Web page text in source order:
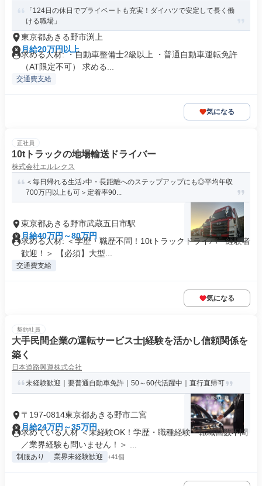
「124日の休日でプライベートも充実！ダイハツで安定して長く働
ける職場」
東京都あきる野市渕上
月給20万円以上
求める人材: ・自動車整備士2級以上 ・普通自動車運転免許
（AT限定不可） 求める...
交通費支給
気になる
正社員
10tトラックの地場輸送ドライバー
株式会社エルレクス
＜毎日帰れる生活♪中・長距離へのステップアップにも◎平均年収
700万円以上も可＞定着率90...
東京都あきる野市武蔵五日市駅
月給40万円～80万円
求める人材: ＜学歴・職歴不問！10tトラックドライバー経験者
歓迎！＞ 【必須】大型...
交通費支給
気になる
契約社員
大手民間企業の運転サービス士|経験を活かし信頼関係を
築く
日本道路興運株式会社
未経験歓迎｜要普通自動車免許｜50～60代活躍中｜直行直帰可
〒197-0814東京都あきる野市二宮
月給24万円～35万円
求めている人材 ＜未経験OK！学歴・職種経験・転職回数不問
／業界経験も問いません！＞ ...
制服あり 業界未経験歓迎 +41個